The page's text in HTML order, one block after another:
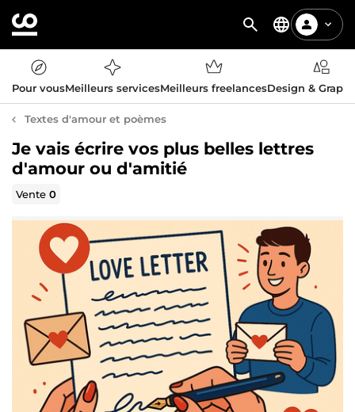
Pour vousMeilleurs servicesMeilleurs freelancesDesign &
Textes d'amour et poèmes
Je vais écrire vos plus belles lettres
d'amour ou d'amitié
Vente0